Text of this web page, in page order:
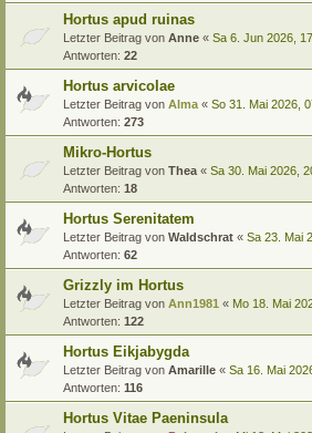
Hortus apud ruinas
Letzter Beitrag von Anne « Sa 6. Jun 2026,
Antworten: 22
Hortus arvicolae
Letzter Beitrag von Alma « So 31. Mai 2026,
Antworten: 273
Mikro-Hortus
Letzter Beitrag von Thea « Sa 30. Mai 2026,
Antworten: 18
Hortus Serenitatem
Letzter Beitrag von Waldschrat « Sa 23. Mai
Antworten: 62
Grizzly im Hortus
Letzter Beitrag von Ann1981 « Mo 18. Mai
Antworten: 122
Hortus Eikjabygda
Letzter Beitrag von Amarille « Sa 16. Mai
Antworten: 116
Hortus Vitae Paeninsula